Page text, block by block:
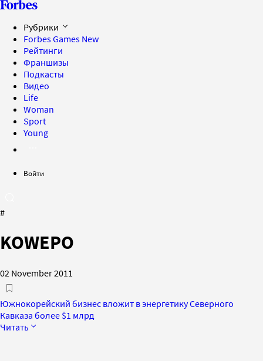
Рубрики
Forbes Games New
Рейтинги
Франшизы
Подкасты
Видео
Life
Woman
Sport
Young
Войти
#
KOWEPO
02 November 2011
Южнокорейский бизнес вложит в энергетику Северного
Кавказа более $1 млрд
Читать